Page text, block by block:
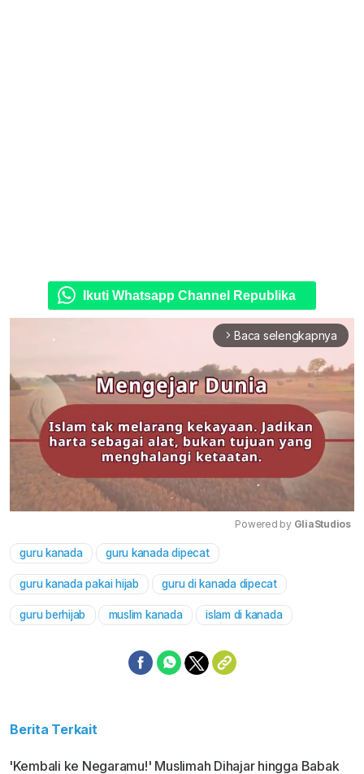
Ikuti Whatsapp Channel Republika
arrow_forward_ios Baca selengkapnya
Powered by GliaStudios
guru kanada guru kanada dipecat
guru kanada pakai hijab guru di kanada dipecat
guru berhijab muslim kanada islam di kanada
Berita Terkait
'Kembali ke Negaramu!' Muslimah Dihajar hingga Babak